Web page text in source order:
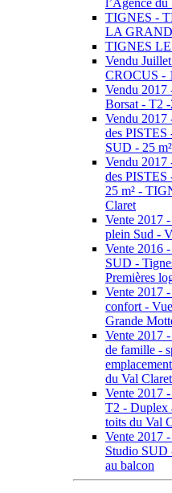
l’Agence
TIGNES -
LA
TIGNES
Vendu
CROCUS -
Vendu 2017
Borsat - T2 -
Vendu
des PISTES
SUD - 25 m²
Vendu
des PISTES
25 m² -
Claret
Vente 2017
plein Sud -
Vente 2016
SUD -
Premières
Vente 2017
confort -
Grande
Vente 2017
de famille -
du Val Claret
Vente 2017
T2 - Duplex
toits du Val
Vente 2017
Studio SUD
au balcon